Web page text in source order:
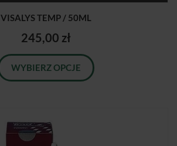
VISALYS TEMP / 50ML
245,00 zł
WYBIERZ OPCJE